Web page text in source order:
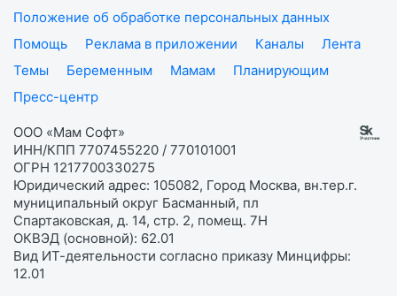
Положение об обработке персональных данных
Помощь
Реклама в приложении Каналы
Лента
Темы
Беременным Мамам
Планирующим
Пресс-центр
ООО «Мам Софт»
ИНН/КПП 7707455220 / 770101001
ОГРН 1217700330275
Юридический адрес: 105082, Город Москва, вн.тер.г.
муниципальный округ Басманный, пл
Спартаковская, д. 14, стр. 2, помещ. 7Н
ОКВЭД (основной): 62.01
Вид ИТ-деятельности согласно приказу Минцифры:
12.01